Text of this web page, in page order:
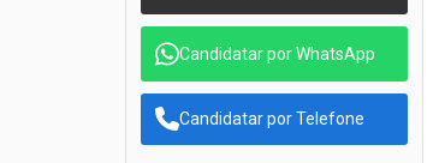
Candidatar por WhatsApp
Candidatar por Telefone